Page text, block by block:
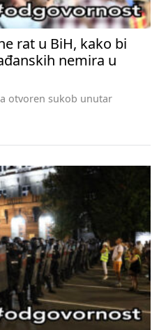
rat u BiH, kako bi
nemira u
otvoren sukob unutar